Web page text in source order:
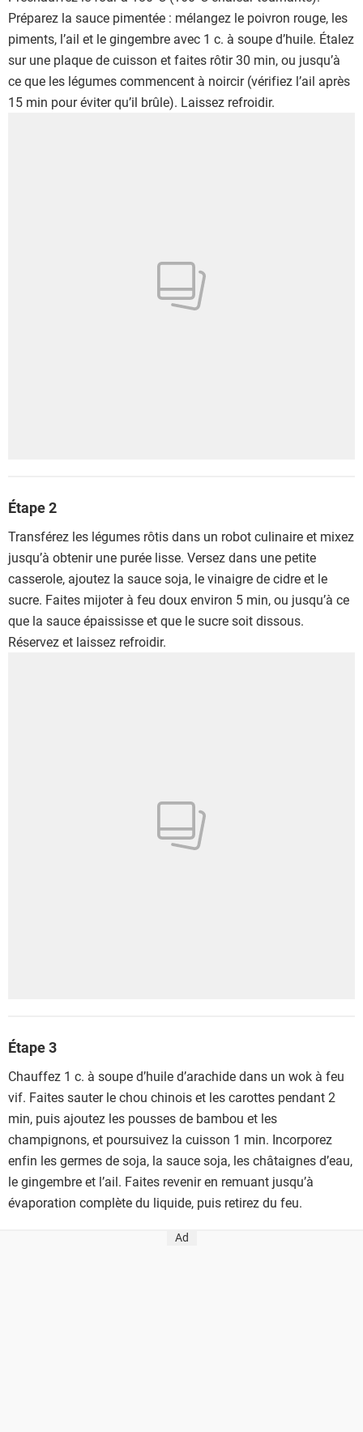
Préparez la sauce pimentée : mélangez le poivron rouge, les
piments, l’ail et le gingembre avec 1 c. à soupe d’huile. Étalez
sur une plaque de cuisson et faites rôtir 30 min, ou jusqu’à
ce que les légumes commencent à noircir (vérifiez l’ail après
15 min pour éviter qu’il brûle). Laissez refroidir.
Étape 2
Transférez les légumes rôtis dans un robot culinaire et mixez
jusqu’à obtenir une purée lisse. Versez dans une petite
casserole, ajoutez la sauce soja, le vinaigre de cidre et le
sucre. Faites mijoter à feu doux environ 5 min, ou jusqu’à ce
que la sauce épaississe et que le sucre soit dissous.
Réservez et laissez refroidir.
Étape 3
Chauffez 1 c. à soupe d’huile d’arachide dans un wok à feu
vif. Faites sauter le chou chinois et les carottes pendant 2
min, puis ajoutez les pousses de bambou et les
champignons, et poursuivez la cuisson 1 min. Incorporez
enfin les germes de soja, la sauce soja, les châtaignes d’eau,
le gingembre et l’ail. Faites revenir en remuant jusqu’à
évaporation complète du liquide, puis retirez du feu.
Ad